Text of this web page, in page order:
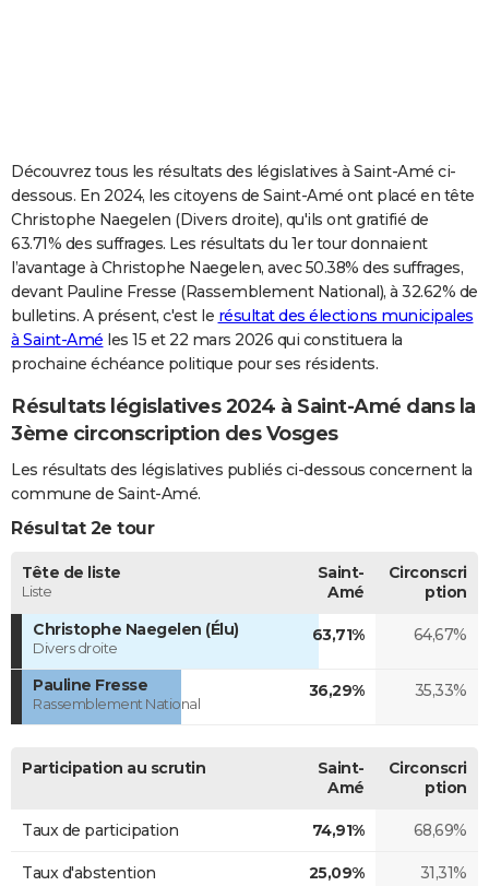
Carte de Noël
Carte Bonne année
Carte Saint-Valentin
Carte Pâques
Carte d'anniversaire
DICTIONNAIRE
Dictionnaire
Biographies
Citations
Expressions
Proverbes
PROGRAMME TV
COPAINS D'AVANT
S'inscrire
Se connecter
Lycées
Collèges
Primaires
Universités
Entreprises
Service militaire
Avis de recherche
AVIS DE DÉCÈS
Découvrez tous les résultats des législatives à Saint-Amé ci-
dessous. En 2024, les citoyens de Saint-Amé ont placé en tête
Christophe Naegelen (Divers droite), qu'ils ont gratifié de
63.71% des suffrages. Les résultats du 1er tour donnaient
l’avantage à Christophe Naegelen, avec 50.38% des suffrages,
devant Pauline Fresse (Rassemblement National), à 32.62% de
bulletins. A présent, c'est le résultat des élections municipales
à Saint-Amé les 15 et 22 mars 2026 qui constituera la
prochaine échéance politique pour ses résidents.
Résultats législatives 2024 à Saint-Amé dans la
3ème circonscription des Vosges
Les résultats des législatives publiés ci-dessous concernent la
commune de Saint-Amé.
Résultat 2e tour
Tête de liste
Liste
Saint-
Amé
Circonscri
ption
Christophe Naegelen (Élu)
Divers droite
63,71% 64,67%
Pauline Fresse
Rassemblement National
36,29% 35,33%
Participation au scrutin
Saint-
Amé
Circonscri
ption
Taux de participation 74,91% 68,69%
Taux d'abstention 25,09% 31,31%